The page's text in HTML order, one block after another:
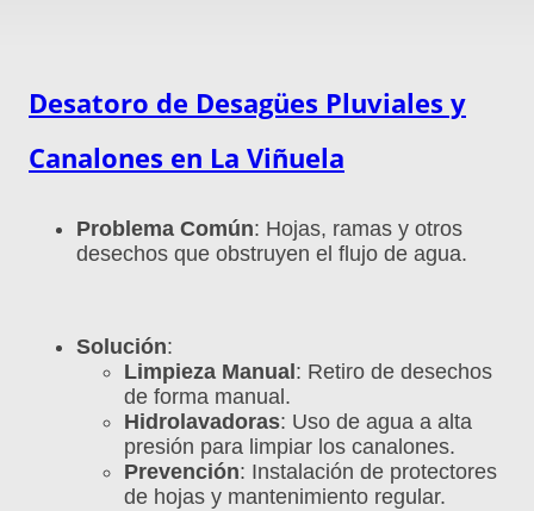
Desatoro de Desagües Pluviales y
Canalones en La Viñuela
Problema Común: Hojas, ramas y otros
desechos que obstruyen el flujo de agua.
Solución:
Limpieza Manual : Retiro de desechos
de forma manual.
Hidrolavadoras: Uso de agua a alta
presión para limpiar los canalones.
Prevención: Instalación de protectores
de hojas y mantenimiento regular.